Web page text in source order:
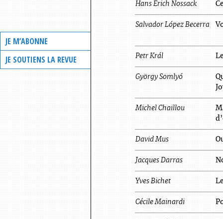
JE M’ABONNE
JE SOUTIENS LA REVUE
Hans Erich Nossack
Salvador López Becerra
Petr Král
György Somlyó
Michel Chaillou
David Mus
Jacques Darras
Yves Bichet
Cécile Mainardi